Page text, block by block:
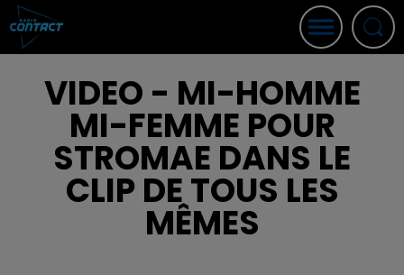
VIDEO - MI-HOMME
MI-FEMME POUR
STROMAE DANS LE
CLIP DE TOUS LES
MÊMES